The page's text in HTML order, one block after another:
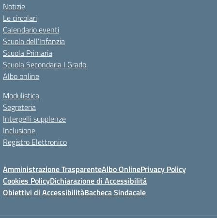
Notizie
Le circolari
Calendario eventi
Scuola dell’Infanzia
Scuola Primaria
Scuola Secondaria I Grado
Albo online
Modulistica
Segreteria
Interpelli supplenze
Inclusione
Registro Elettronico
Amministrazione TrasparenteAlbo OnlinePrivacy Policy
Cookies PolicyDichiarazione di Accessibilità
Obiettivi di AccessibilitàBacheca Sindacale